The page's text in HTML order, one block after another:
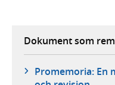
Dokument som
Promemoria: En